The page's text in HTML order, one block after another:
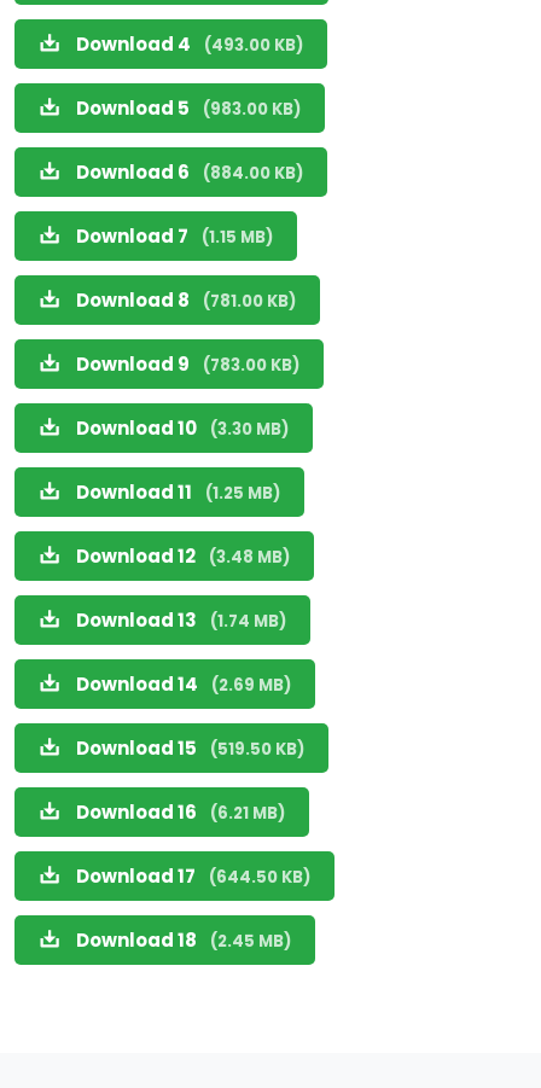
Download 4 (493.00 KB)
Download 5 (983.00 KB)
Download 6 (884.00 KB)
Download 7 (1.15 MB)
Download 8 (781.00 KB)
Download 9 (783.00 KB)
Download 10 (3.30 MB)
Download 11 (1.25 MB)
Download 12 (3.48 MB)
Download 13 (1.74 MB)
Download 14 (2.69 MB)
Download 15 (519.50 KB)
Download 16 (6.21 MB)
Download 17 (644.50 KB)
Download 18 (2.45 MB)